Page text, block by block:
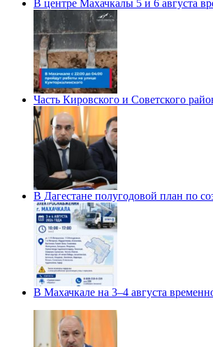
В центре Махачкалы 5 и 6 августа
Часть Кировского и Советского
В Дагестане полугодовой план по
В Махачкале на 3–4 августа